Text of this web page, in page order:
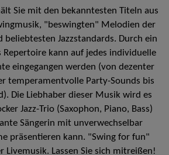
Sie mit den bekanntesten Titeln aus
"beswingten" Melodien der
beliebtesten Jazzstandards. Durch ein
Repertoire kann auf jedes individuelle
eingegangen werden (von dezenter
temperamentvolle Party-Sounds bis
Die Liebhaber dieser Musik wird es
Jazz-Trio (Saxophon, Piano, Bass)
Sängerin mit unverwechselbar
präsentieren kann. "Swing for fun"
Livemusik. Lassen Sie sich mitreißen!